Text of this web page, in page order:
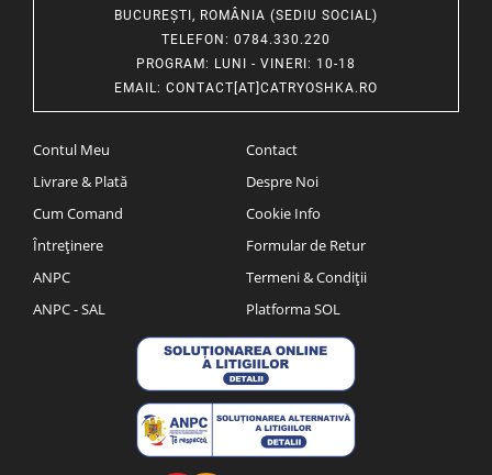
BUCUREȘTI, ROMÂNIA (SEDIU SOCIAL)
TELEFON : 0784.330.220
PROGRAM: LUNI - VINERI: 10-18
EMAIL: CONTACT[AT]CATRYOSHKA.RO
Contul Meu
Livrare & Plată
Cum Comand
Întreținere
ANPC
ANPC - SAL
Contact
Despre Noi
Cookie Info
Formular de Retur
Termeni & Condiții
Platforma SOL